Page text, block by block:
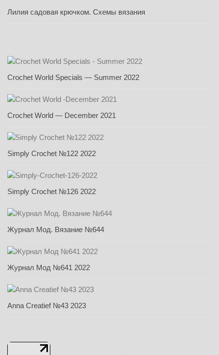
Лилия садовая крючком. Схемы вязания
Crochet World Specials — Summer 2022
Crochet World — December 2021
Simply Crochet №122 2022
Simply Crochet №126 2022
Журнал Мод. Вязание №644
Журнал Мод №641 2022
Anna Creatief №43 2023